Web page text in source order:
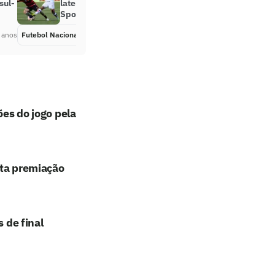
latente no clássico Santa Cruz x
Sport
Futebol Nacional
do jogo pela
premiação
de final